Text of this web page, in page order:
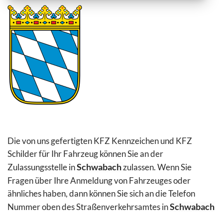
Die von uns gefertigten KFZ Kennzeichen und KFZ
Schilder für Ihr Fahrzeug können Sie an der
Zulassungsstelle inSchwabachzulassen. Wenn Sie
Fragen über Ihre Anmeldung von Fahrzeuges oder
ähnliches haben, dann können Sie sich an die Telefon
Nummer oben des Straßenverkehrsamtes inSchwabach